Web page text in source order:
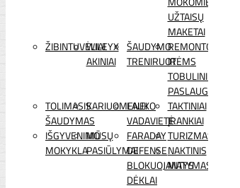
UŽTAISŲ
MAKETAI
ŽIBINTUVĖLIAI
WILEYX
AKINIAI
ŠAUDYMO
TRENIRUOTĖMS
REMONTO
IR
TOBULINIMO
PASLAUGOS
TOLIMASIS
ŠAUDYMAS
KARIUOMENEI
LAUKO
VADAVIETĖ
TAKTINIAI
ĮRANKIAI
IŠGYVENIMO
MOKYKLA
MŪSŲ
PASIŪLYMAI
FARADAY
DEFENSE
BLOKUOJANTYS
DĖKLAI
TURIZMAS
NAKTINIS
MATYMAS